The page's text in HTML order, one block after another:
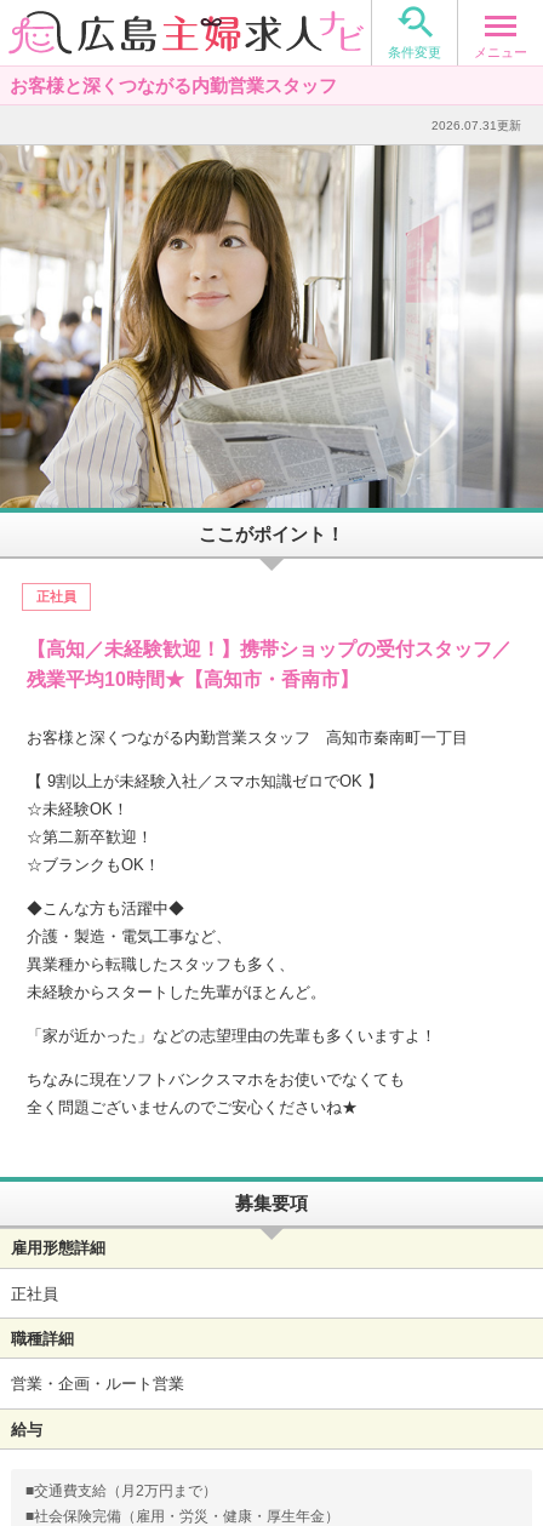

条件変更 メニュー
お客様と深くつながる内勤営業スタッフ
2026.07.31更新
ここがポイント！
正社員
【高知／未経験歓迎！】携帯ショップの受付スタッフ／
残業平均10時間★【高知市・香南市】
お客様と深くつながる内勤営業スタッフ 高知市秦南町一丁目
【 9割以上が未経験入社／スマホ知識ゼロでOK 】
☆未経験OK！
☆第二新卒歓迎！
☆ブランクもOK！
◆こんな方も活躍中◆
介護・製造・電気工事など、
異業種から転職したスタッフも多く、
未経験からスタートした先輩がほとんど。
「家が近かった」などの志望理由の先輩も多くいますよ！
ちなみに現在ソフトバンクスマホをお使いでなくても
全く問題ございませんのでご安心くださいね★
募集要項
雇用形態詳細
正社員
職種詳細
営業・企画・ルート営業
給与
■交通費支給（月2万円まで）
■社会保険完備（雇用・労災・健康・厚生年金）